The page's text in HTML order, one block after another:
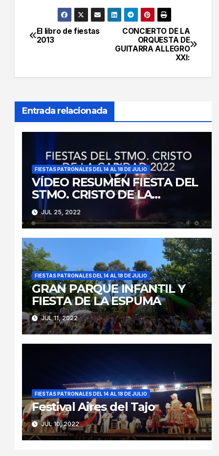
Navegación
entradas
CONCIERTO DE LA
ORQUESTA DE
GUITARRA ALLEGRO
XXI:
El libro de fiestas
2013
Entrada relacionada
FIESTAS PATRONALES DEL 14 AL 18 DE JULIO
VÍDEO RESUMEN FIESTA DEL
STMO. CRISTO DE LA
CARIDAD 2022
JUL 25, 2022
FIESTAS PATRONALES DEL 14 AL 18 DE JULIO
GRAN PARQUE INFANTIL Y
FIESTA DE LA ESPUMA
JUL 11, 2022
FIESTAS PATRONALES DEL 14 AL 18 DE JULIO
Festival Aires del Tajo
JUL 10, 2022